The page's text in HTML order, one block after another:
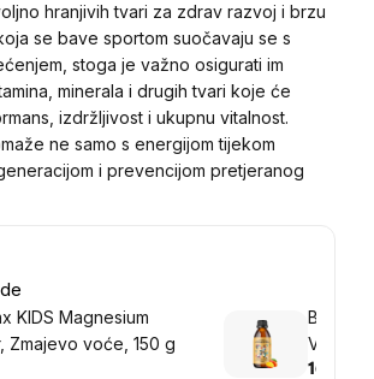
hranjivih tvari za zdrav razvoj i brzu
se bave sportom suočavaju se s
stoga je važno osigurati im
minerala i drugih tvari koje će
izdržljivost i ukupnu vitalnost.
ne samo s energijom tijekom
i prevencijom pretjeranog
KIDS Magnesium
Zmajevo voće, 150 g
Vitamin
16,28 €